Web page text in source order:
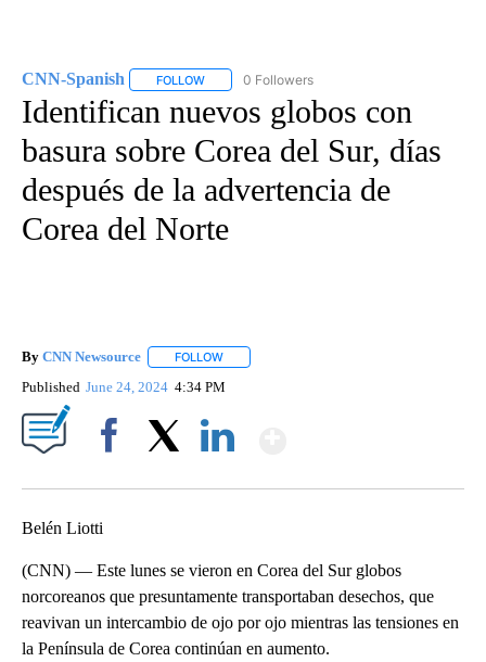
CNN-Spanish FOLLOW FOLLOW "CNN-SPANISH" TO RECEIVE
0 Followers
Identifican nuevos globos con
basura sobre Corea del Sur, días
después de la advertencia de
Corea del Norte
By CNN Newsource FOLLOW
Published June 24, 2024 4:34 PM
Belén Liotti
(CNN) — Este lunes se vieron en Corea del Sur globos
norcoreanos que presuntamente transportaban desechos, que
reavivan un intercambio de ojo por ojo mientras las tensiones en
la Península de Corea continúan en aumento.